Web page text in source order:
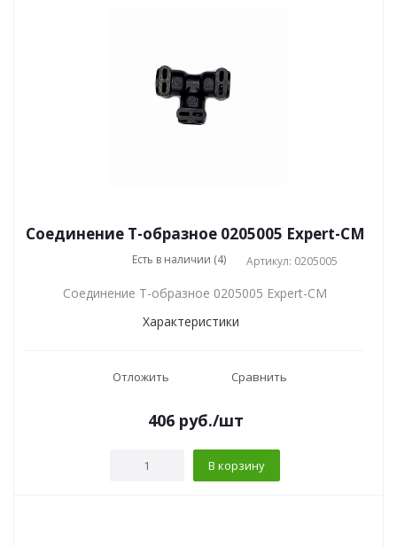
Соединение Т-образное 0205005 Expert-CM
Есть в наличии (4) Артикул: 0205005
Соединение Т-образное 0205005 Expert-CM
Характеристики
Отложить Сравнить
406руб./шт
В корзину